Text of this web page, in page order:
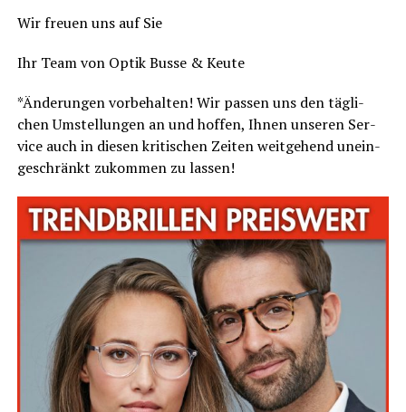
Wir freu­en uns auf Sie
Ihr Team von Optik Bus­se & Keute
*Ände­run­gen vor­be­hal­ten! Wir pas­sen uns den täg­li­
chen Umstel­lun­gen an und hof­fen, Ihnen unse­ren Ser­
vice auch in die­sen kri­ti­schen Zei­ten weit­ge­hend unein­
ge­schränkt zukom­men zu lassen!